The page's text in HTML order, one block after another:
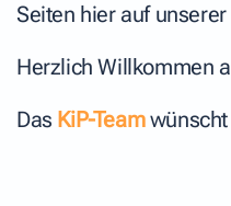
Seiten hier auf
Herzlich Willkommen
Das KiP-Teamwünscht